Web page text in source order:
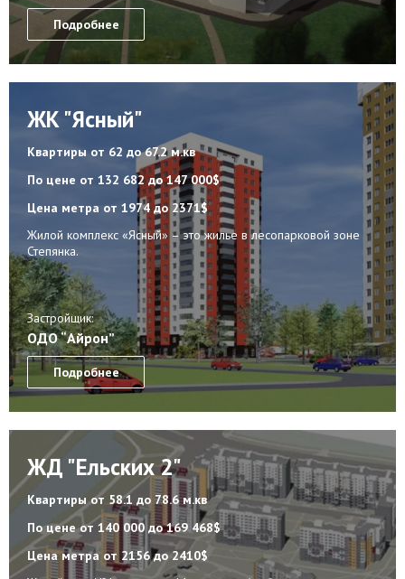
Подробнее
ЖК "Ясный"
Квартирыот 62 до 67.2 м.кв
По цене от 132 682 до 147 000$
Цена метра от 1974 до 2371$
Жилой комплекс «Ясный» – это жилье в лесопарковой зоне
Степянка.
Застройщик:
ОДО “Айрон”
Подробнее
ЖД "Ельских 2"
Квартирыот 58.1 до 78.6 м.кв
По ценеот 140 000 до 169 468$
Цена метра от 2156 до 2410$